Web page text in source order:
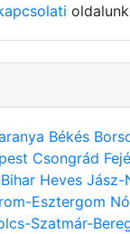
Békés
Csongrád
Heves Jász-
Esztergom
Szatmár-